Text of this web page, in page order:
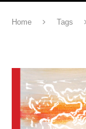
Home Tags